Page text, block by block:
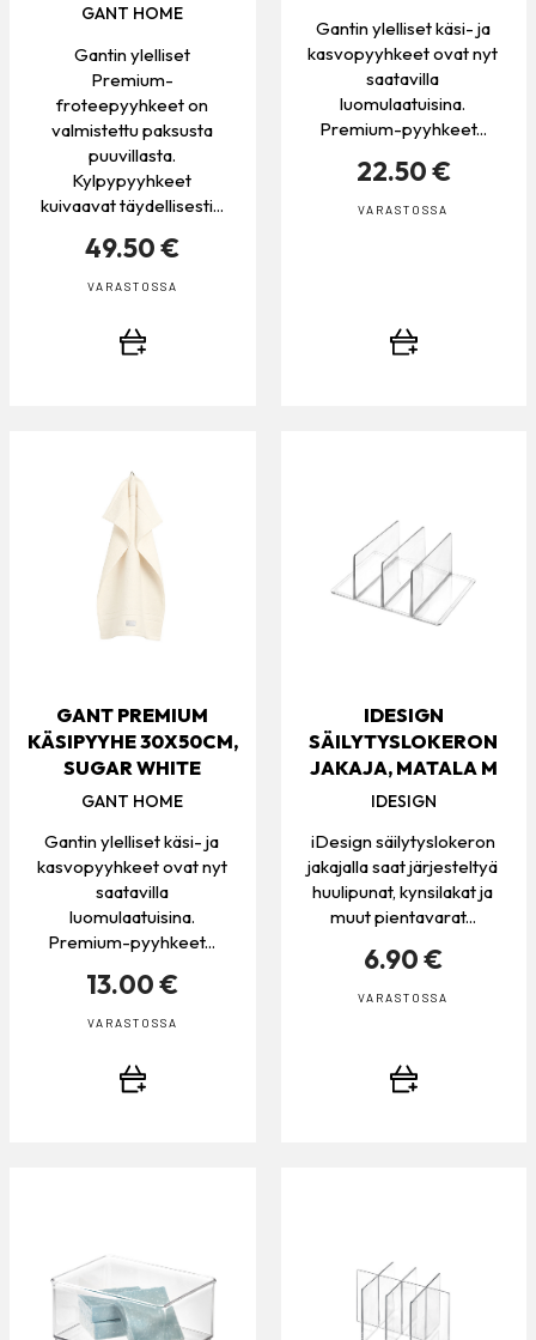
GANT HOME
Gantin ylelliset
Premium-
froteepyyhkeet on
valmistettu paksusta
puuvillasta.
Kylpypyyhkeet
kuivaavat täydellisesti...
49.50 €
VARASTOSSA
Gantin ylelliset käsi- ja
kasvopyyhkeet ovat nyt
saatavilla
luomulaatuisina.
Premium-pyyhkeet...
22.50 €
VARASTOSSA
GANT PREMIUM
KÄSIPYYHE 30X50CM,
SUGAR WHITE
GANT HOME
Gantin ylelliset käsi- ja
kasvopyyhkeet ovat nyt
saatavilla
luomulaatuisina.
Premium-pyyhkeet...
13.00 €
VARASTOSSA
IDESIGN
SÄILYTYSLOKERON
JAKAJA, MATALA M
IDESIGN
iDesign säilytyslokeron
jakajalla saat järjesteltyä
huulipunat, kynsilakat ja
muut pientavarat...
6.90 €
VARASTOSSA